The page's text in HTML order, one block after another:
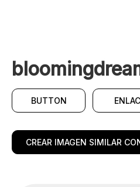
BUTTON
CREAR IMAGEN SIMILAR